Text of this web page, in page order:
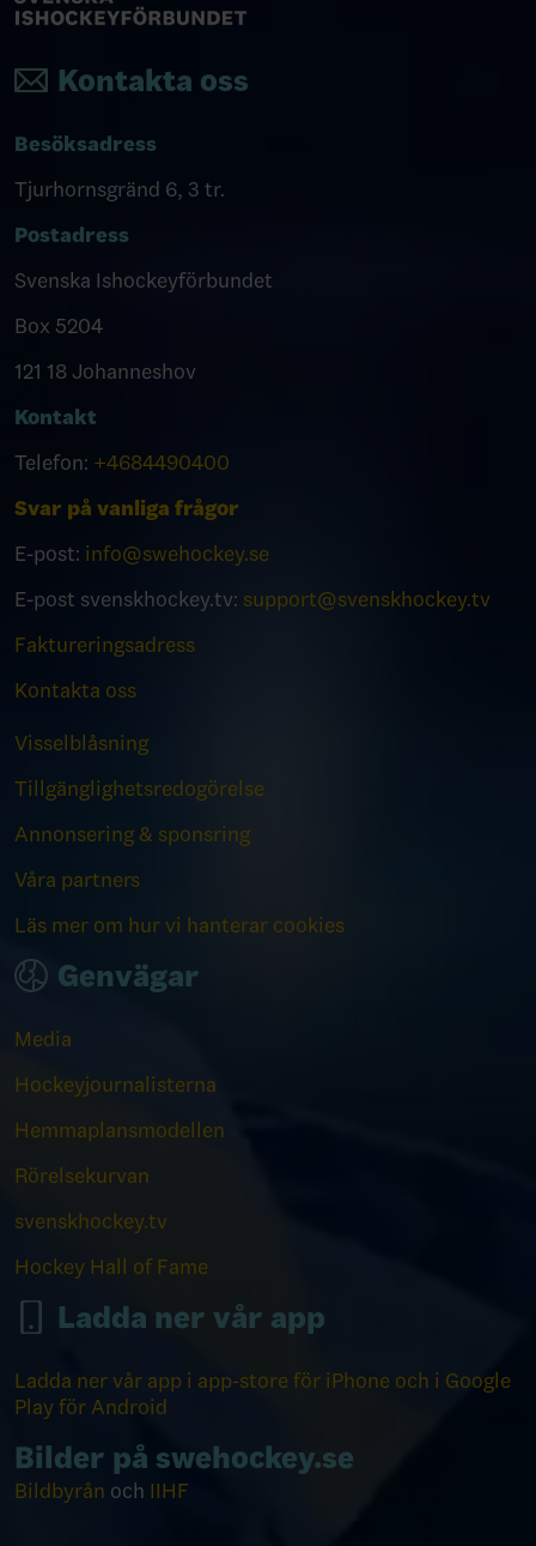
Kontakta oss
Besöksadress
Tjurhornsgränd 6, 3 tr.
Postadress
Svenska Ishockeyförbundet
Box 5204
121 18 Johanneshov
Kontakt
Telefon: +4684490400
Svar på vanliga frågor
E-post: info@swehockey.se
E-post svenskhockey.tv: support@svenskhockey.tv
Faktureringsadress
Kontakta oss
Visselblåsning
Tillgänglighetsredogörelse
Annonsering & sponsring
Våra partners
Läs mer om hur vi hanterar cookies
Genvägar
Media
Hockeyjournalisterna
Hemmaplansmodellen
Rörelsekurvan
svenskhockey.tv
Hockey Hall of Fame
Ladda ner vår app
Ladda ner vår app i app-store för iPhone och i Google
Play för Android
Bilder på swehockey.se
Bildbyrån och IIHF